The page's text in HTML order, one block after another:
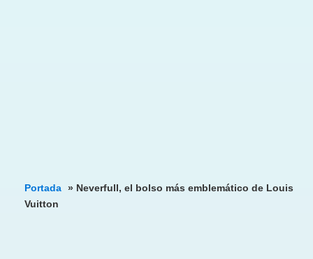
Portada » Neverfull, el bolso más emblemático de Louis
Vuitton